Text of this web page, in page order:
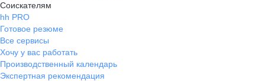
Соискателям
hh PRO
Готовое резюме
Все сервисы
Хочу у вас работать
Производственный календарь
Экспертная рекомендация